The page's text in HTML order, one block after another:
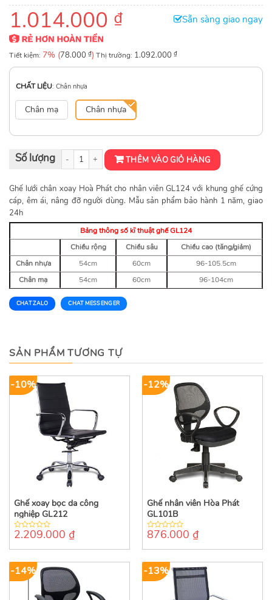
1.014.000 ₫ Sẵn sàng giao ngay
Tiết kiệm: 7% (78.000 ₫) Thị trường: 1.092.000 ₫
CHẤT LIỆU: Chân nhựa
Chân mạ Chân nhựa
Ghế xoay lưới GL124 số lượng THÊM VÀO GIỎ HÀNG
Ghế lưới chân xoay Hoà Phát cho nhân viên GL124 với khung ghế cứng
cáp, êm ái, nâng đỡ người dùng. Mẫu sản phẩm bảo hành 1 năm, giao
24h
Bảng thông số kĩ thuật ghế GL124
Chiều rộng
Chiều sâu
Chiều cao (tăng/giảm)
Chân nhựa
54cm 60cm
96-105.5cm
Chân mạ
54cm 60cm 96-104cm
CHAT ZALO CHAT MESSENGER
SẢN PHẨM TƯƠNG TỰ
-10%
Ghế xoay bọc da công
nghiệp GL212
0
of
2.209.000 ₫
-12%
Ghế nhân viên Hòa Phát
GL101B
0
of
876.000 ₫
-14% -13%